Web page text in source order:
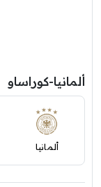
ألمانيا-كوراساو
ألمانيا